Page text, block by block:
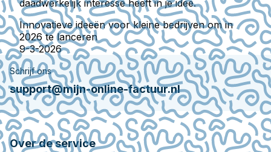
daadwerkelijk interesse heeft in je idee.
Innovatieve ideeën voor kleine bedrijven om in
2026 te lanceren
9-3-2026
Schrijf ons
support@mijn-online-factuur.nl
Over de service